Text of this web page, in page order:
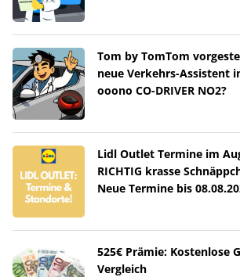
Tom by TomTom
neue Verkehrs-Assistent
ooono CO-DRIVER NO2?
Lidl Outlet Termine im
RICHTIG krasse
Neue Termine bis
525€ Prämie: Kostenlose
Vergleich